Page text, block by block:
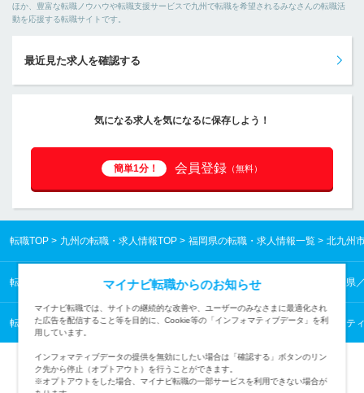
ほか、豊富な転職ノウハウや転職支援サービスで九州で転職を希望されるみなさんの転職活
動を応援する転職サイトです。
最近見た求人を確認する
気になる求人を気になるに保存しよう！
簡単1分！ 会員登録 （無料）
転職TOP 九州の転職・求人情報TOP 福岡県の転職・求人情報一覧 北九州
転職TOP 九州の転職・求人情報TOP 福岡県の転職・求人情報一覧 福岡県
転職TOP 企画・経営から探す 企画・経営の転職・求人情報一覧 マーケテ
マイナビ転職からのお知らせ
マイナビ転職では、サイトの継続的な改善や、ユーザーのみなさまに最適化され
た広告を配信すること等を目的に、Cookie等の「インフォマティブデータ」を利
用しています。
インフォマティブデータの提供を無効にしたい場合は「確認する」ボタンのリン
ク先から停止（オプトアウト）を行うことができます。
※オプトアウトをした場合、マイナビ転職の一部サービスを利用できない場合が